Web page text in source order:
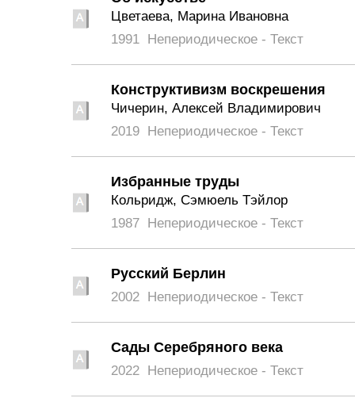
Цветаева, Марина Ивановна
1991 Непериодическое - Текст
Конструктивизм воскрешения
Чичерин, Алексей Владимирович
2019 Непериодическое - Текст
Избранные труды
Кольридж, Сэмюель Тэйлор
1987 Непериодическое - Текст
Русский Берлин
2002 Непериодическое - Текст
Сады Серебряного века
2022 Непериодическое - Текст